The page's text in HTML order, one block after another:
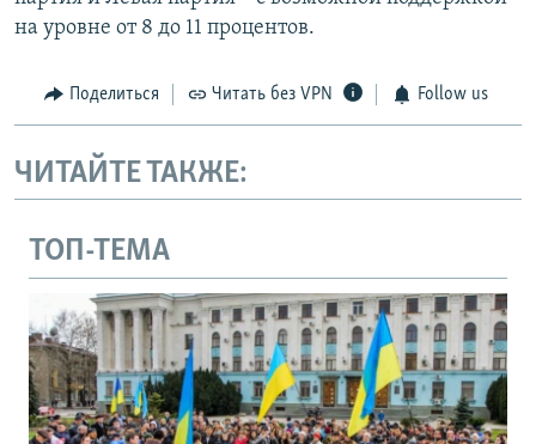
на уровне от 8 до 11 процентов.
Поделиться Читать без VPN Follow us
ЧИТАЙТЕ ТАКЖЕ:
ТОП-ТЕМА